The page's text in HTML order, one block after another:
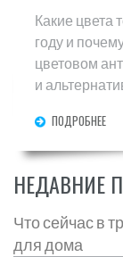
Какие цвета
году и
цветовом
и
ПОДРОБНЕЕ
НЕДАВНИЕ
Что сейчас в
для дома